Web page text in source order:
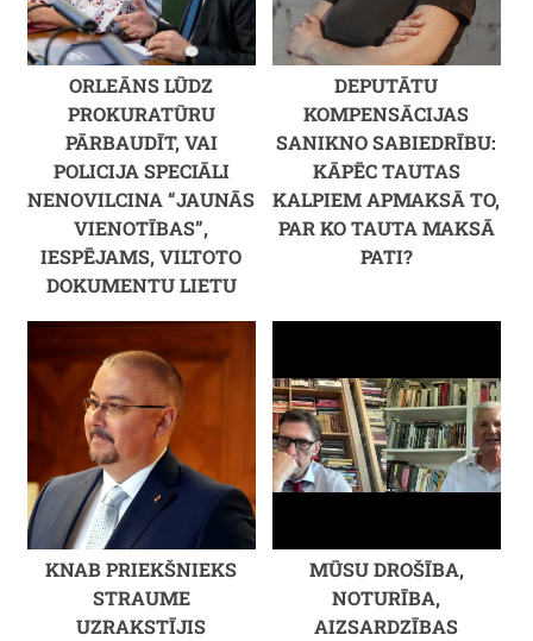
ORLEĀNS LŪDZ
PROKURATŪRU
PĀRBAUDĪT, VAI
POLICIJA SPECIĀLI
NENOVILCINA “JAUNĀS
VIENOTĪBAS”,
IESPĒJAMS, VILTOTO
DOKUMENTU LIETU
DEPUTĀTU
KOMPENSĀCIJAS
SANIKNO SABIEDRĪBU:
KĀPĒC TAUTAS
KALPIEM APMAKSĀ TO,
PAR KO TAUTA MAKSĀ
PATI?
KNAB PRIEKŠNIEKS
STRAUME
UZRAKSTĪJIS
MŪSU DROŠĪBA,
NOTURĪBA,
AIZSARDZĪBAS